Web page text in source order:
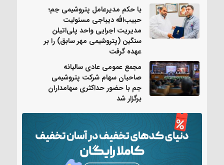
با حکم مدیرعامل پتروشیمی جم؛
حبیب‌الله دیباجی مسئولیت
مدیریت اجرایی واحد پلی‌اتیلن
سنگین (پتروشیمی مهر سابق) را بر
عهده گرفت
مجمع عمومی عادی سالیانه
صاحبان سهام شرکت پتروشیمی
جم با حضور حداکثری سهامداران
برگزار شد